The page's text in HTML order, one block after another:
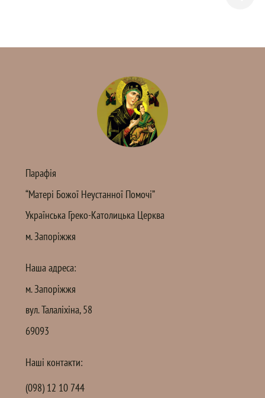
Парафія
“Матері Божої Неустанної Помочі”
Українська Греко-Католицька Церква
м. Запоріжжя
Наша адреса:
м. Запоріжжя
вул. Талаліхіна, 58
69093
Наші контакти:
(098) 12 10 744